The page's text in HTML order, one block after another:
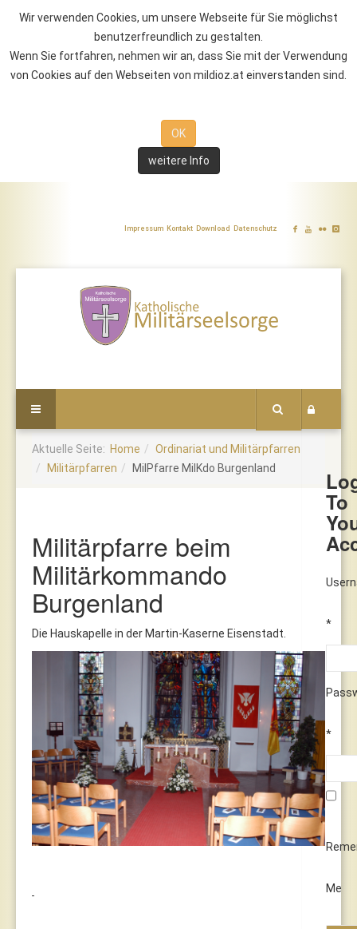
Wir verwenden Cookies, um unsere Webseite für Sie möglichst
benutzerfreundlich zu gestalten.
Wenn Sie fortfahren, nehmen wir an, dass Sie mit der Verwendung
von Cookies auf den Webseiten von mildioz.at einverstanden sind.
OK
weitere Info
Impressum Kontakt Download Datenschutz
To
*
*
Me
Aktuelle Seite: Home
Ordinariat und Militärpfarren
Militärpfarren
MilPfarre MilKdo Burgenland
Militärpfarre beim
Militärkommando
Burgenland
Die Hauskapelle in der Martin-Kaserne Eisenstadt.